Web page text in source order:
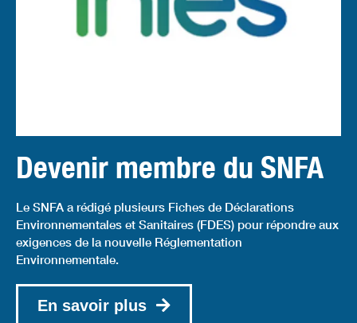
Devenir membre du SNFA
Le SNFA a rédigé plusieurs Fiches de Déclarations
Environnementales et Sanitaires (FDES) pour répondre aux
exigences de la nouvelle Réglementation
Environnementale.
En savoir plus